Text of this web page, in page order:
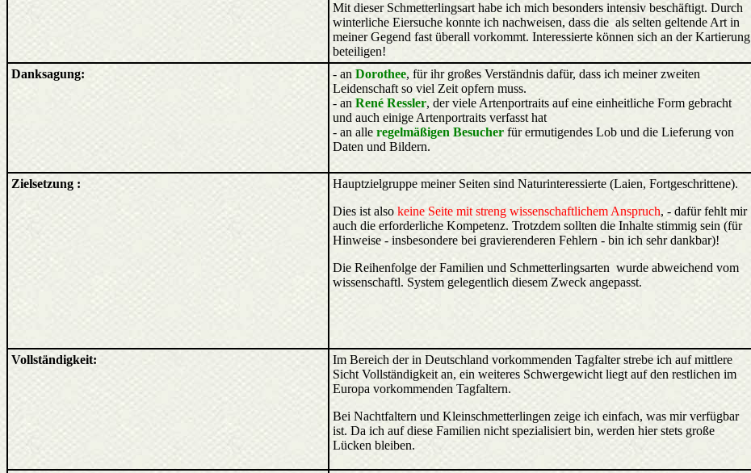
Mit dieser Schmetterlingsart habe ich mich besonders intensiv beschäftigt. Durch
winterliche Eiersuche konnte ich nachweisen, dass die als selten geltende Art in
meiner Gegend fast überall vorkommt. Interessierte können sich an der Kartierung
beteiligen!
Danksagung: - an Dorothee, für ihr großes Verständnis dafür, dass ich meiner zweiten
Leidenschaft so viel Zeit opfern muss.
- an René Ressler, der viele Artenportraits auf eine einheitliche Form gebracht
und auch einige Artenportraits verfasst hat
- an alle regelmäßigen Besucher für ermutigendes Lob und die Lieferung von
Daten und Bildern.
Zielsetzung :
Hauptzielgruppe meiner Seiten sind Naturinteressierte (Laien, Fortgeschrittene).
Dies ist also keine Seite mit streng wissenschaftlichem Anspruch, - dafür fehlt mir
auch die erforderliche Kompetenz. Trotzdem sollten die Inhalte stimmig sein (für
Hinweise - insbesondere bei gravierenderen Fehlern - bin ich sehr dankbar)!
Die Reihenfolge der Familien und Schmetterlingsarten wurde abweichend vom
wissenschaftl. System gelegentlich diesem Zweck angepasst.
Vollständigkeit:
Im Bereich der in Deutschland vorkommenden Tagfalter strebe ich auf mittlere
Sicht Vollständigkeit an, ein weiteres Schwergewicht liegt auf den restlichen im
Europa vorkommenden Tagfaltern.
Bei Nachtfaltern und Kleinschmetterlingen zeige ich einfach, was mir verfügbar
ist. Da ich auf diese Familien nicht spezialisiert bin, werden hier stets große
Lücken bleiben.